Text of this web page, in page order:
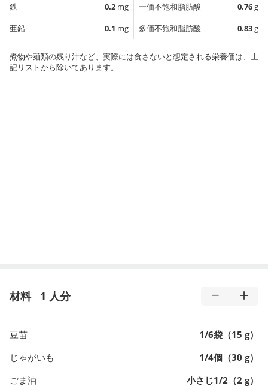
鉄
0.2 mg
亜鉛
0.1 mg
一価不飽和脂肪酸
0.76g
多価不飽和脂肪酸
0.83g
煮物や麺類の残り汁など、実際には食さないと想定される栄養価は、上
記リストから除いてあります。
材料 1 人分
豆苗
1/6袋（15 g）
じゃがいも
1/4個（30 g）
ごま油
小さじ1/2（2 g）